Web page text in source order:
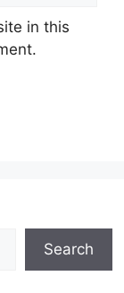
in this
Search